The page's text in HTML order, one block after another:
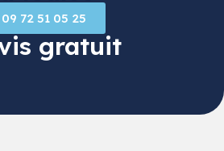
09 72 51 05 25
gratuit